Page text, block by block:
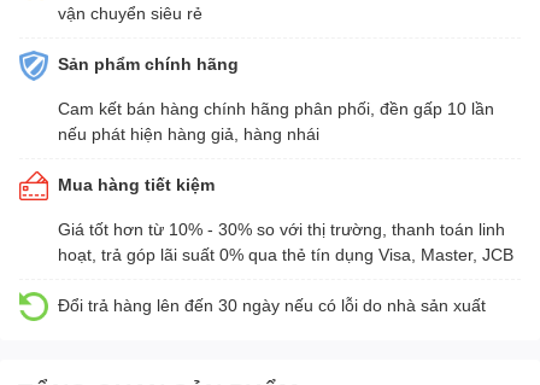
vận chuyển siêu rẻ
Sản phẩm chính hãng
Cam kết bán hàng chính hãng phân phối, đền gấp 10 lần
nếu phát hiện hàng giả, hàng nhái
Mua hàng tiết kiệm
Giá tốt hơn từ 10% - 30% so với thị trường, thanh toán linh
hoạt, trả góp lãi suất 0% qua thẻ tín dụng Visa, Master, JCB
Đổi trả hàng lên đến 30 ngày nếu có lỗi do nhà sản xuất